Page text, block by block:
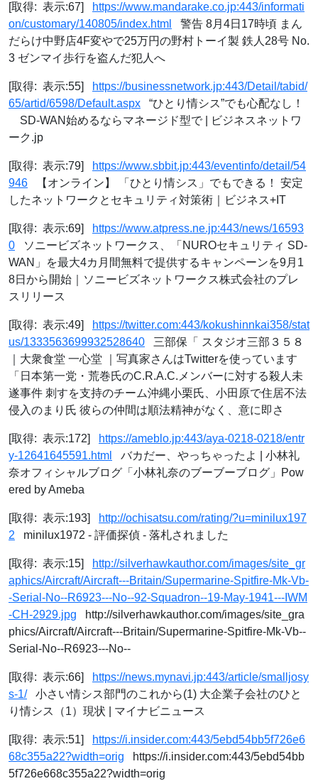
[取得: 表示:67]
https://www.mandarake.co.jp:443/informati
on/customary/140805/index.html
警告 8月4日17時頃 まん
だらけ中野店4F変やで25万円の野村トーイ製 鉄人28号 No.
3 ゼンマイ歩行を盗んだ犯人へ
[取得: 表示:55]
https://businessnetwork.jp:443/Detail/tabid/
65/artid/6598/Default.aspx “ひとり情シス”でも心配なし！
SD-WAN始めるならマネージド型で | ビジネスネットワ
ーク.jp
[取得: 表示:79]
https://www.sbbit.jp:443/eventinfo/detail/54
946 【オンライン】 「ひとり情シス」でもできる！ 安定
したネットワークとセキュリティ対策術｜ビジネス+IT
[取得: 表示:69]
https://www.atpress.ne.jp:443/news/16593
0 ソニービズネットワークス、「NUROセキュリティ SD-
WAN」を最大4カ月間無料で提供するキャンペーンを9月1
8日から開始｜ソニービズネットワークス株式会社のプレ
スリリース
[取得: 表示:49]
https://twitter.com:443/kokushinnkai358/stat
us/1333563699932528640 三部保「 スタジオ三部３５８
｜大衆食堂 一心堂 ｜写真家さんはTwitterを使っています
「日本第一党・荒巻氏のC.R.A.C.メンバーに対する殺人未
遂事件 刺すを支持のチーム沖縄小栗氏、小田原で住居不法
侵入のまり氏 彼らの仲間は順法精神がなく、意に即さ
[取得: 表示:172]
https://ameblo.jp:443/aya-0218-0218/entr
y-12641645591.html
バカだー、やっちゃったよ | 小林礼
奈オフィシャルブログ「小林礼奈のブーブーブログ」Pow
ered by Ameba
[取得: 表示:193]
http://ochisatsu.com/rating/?u=minilux197
2 minilux1972 - 評価探偵 - 落札されました
[取得: 表示:15]
http://silverhawkauthor.com/images/site_gr
aphics/Aircraft/Aircraft---Britain/Supermarine-Spitfire-Mk-Vb-
-Serial-No--R6923---No--92-Squadron--19-May-1941---IWM
-CH-2929.jpg http://silverhawkauthor.com/images/site_gra
phics/Aircraft/Aircraft---Britain/Supermarine-Spitfire-Mk-Vb--
Serial-No--R6923---No--
[取得: 表示:66]
https://news.mynavi.jp:443/article/smalljosy
s-1/小さい情シス部門のこれから(1) 大企業子会社のひと
り情シス（1）現状 | マイナビニュース
[取得: 表示:51]
https://i.insider.com:443/5ebd54bb5f726e6
68c355a22?width=orig https://i.insider.com:443/5ebd54bb
5f726e668c355a22?width=orig